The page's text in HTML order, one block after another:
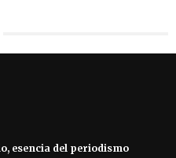
esencia del periodismo